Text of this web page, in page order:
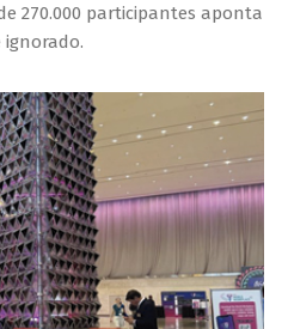
270.000 participantes aponta